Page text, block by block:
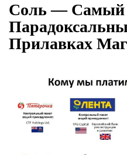
Соль — Самый
Прилавках